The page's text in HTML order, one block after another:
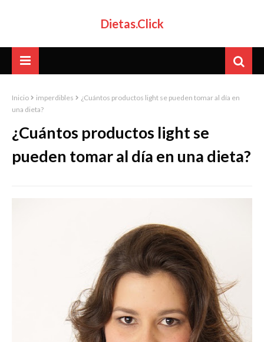
Dietas.Click
Inicio imperdibles
¿Cuántos productos light se pueden tomar al día en
una dieta?
¿Cuántos productos light se
pueden tomar al día en una dieta?